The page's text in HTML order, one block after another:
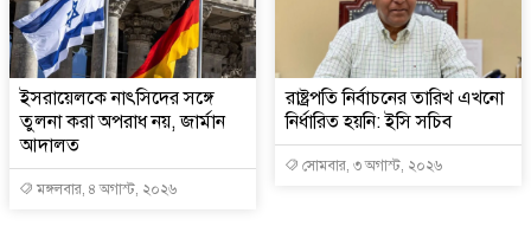
ইসরায়েলকে নাৎসিদের সঙ্গে
তুলনা করা অপরাধ নয়, জার্মান
আদালত
মঙ্গলবার, ৪ অগাস্ট, ২০২৬
রাষ্ট্রপতি নির্বাচনের তারিখ এখনো
নির্ধারিত হয়নি: ইসি সচিব
সোমবার, ৩ অগাস্ট, ২০২৬